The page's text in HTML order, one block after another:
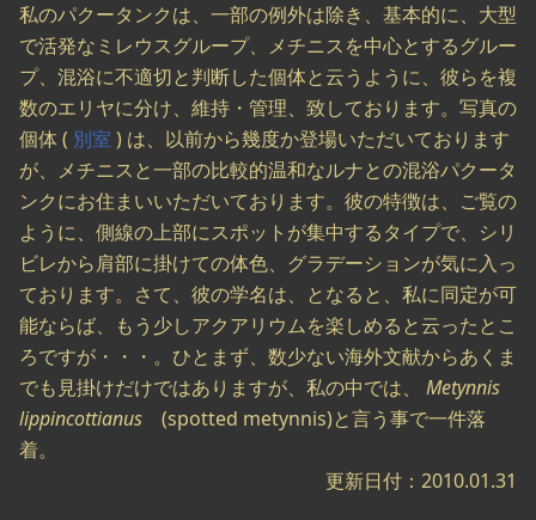
私のパクータンクは、一部の例外は除き、基本的に、大型
で活発なミレウスグループ、メチニスを中心とするグルー
プ、混浴に不適切と判断した個体と云うように、彼らを複
数のエリヤに分け、維持・管理、致しております。写真の
個体 ( 別室 ) は、以前から幾度か登場いただいております
が、メチニスと一部の比較的温和なルナとの混浴パクータ
ンクにお住まいいただいております。彼の特徴は、ご覧の
ように、側線の上部にスポットが集中するタイプで、シリ
ビレから肩部に掛けての体色、グラデーションが気に入っ
ております。さて、彼の学名は、となると、私に同定が可
能ならば、もう少しアクアリウムを楽しめると云ったとこ
ろですが・・・。ひとまず、数少ない海外文献からあくま
でも見掛けだけではありますが、私の中では、 Metynnis
lippincottianus (spotted metynnis)と言う事で一件落
着。
更新日付：2010.01.31